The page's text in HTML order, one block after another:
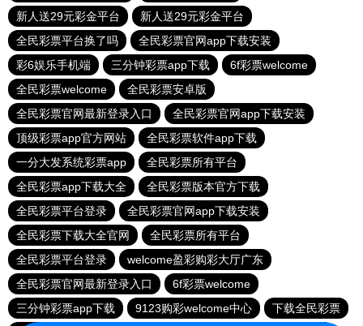
新人送29元彩金平台
新人送29元彩金平台
全民彩票平台换了吗
全民彩票官网app下载安装
彩6娱乐手机端
三分钟彩票app下载
6f彩票welcome
全民彩票welcome
全民彩票安卓版
全民彩票官网最新登录入口
全民彩票官网app下载安装
顶级彩票app官方网站
全民彩票软件app下载
一分大发系统彩票app
全民彩票所有平台
全民彩票app下载大全
全民彩票版本官方下载
全民彩票平台登录
全民彩票官网app下载安装
全民彩票下载大全官网
全民彩票所有平台
全民彩票平台登录
welcome盈彩购彩大厅广东
全民彩票官网最新登录入口
6f彩票welcome
三分钟彩票app下载
9123购彩welcome中心 下载全民彩票